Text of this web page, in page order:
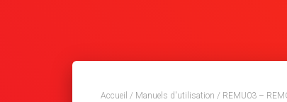
Accueil / Manuels d'utilisation / REMU03 –